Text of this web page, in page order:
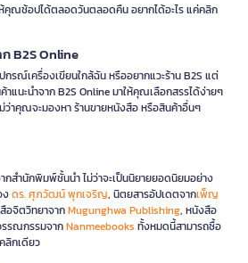
คุณช้อปได้ตลอดวันตลอดคืน อยากได้อะไร แค่คลิก
B2S Online
กรณ์เครื่องเขียนใกล้ฉัน หรืออยากแวะร้าน B2S แต่
าแนะนำจาก B2S Online มาให้คุณเลือกสรรได้ง่ายๆ
าคุณจะมองหา ร้านขายหนังสือ หรือสินค้าอื่นๆ
กสำนักพิมพ์ชั้นนำ ไม่ว่าจะเป็นนิยายยอดนิยมอย่าง
งดร. ศุภวัฒน์ พุกเจริญ, นิตยสารอัปเดตจากเพ็ญ
อจิตวิทยาจากMugunghwa Publishing, หนังสือ
รรณกรรมจากNanmeebooks ทั้งหมดนี้สามารถซื้อ
ลิกเดียว